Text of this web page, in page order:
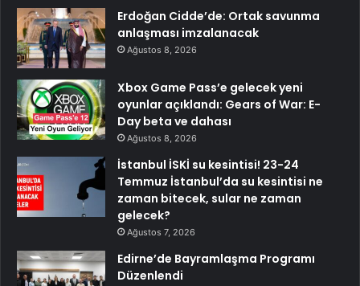
Erdoğan Cidde’de: Ortak savunma
anlaşması imzalanacak
Ağustos 8, 2026
Xbox Game Pass’e gelecek yeni
oyunlar açıklandı: Gears of War: E-
Day beta ve dahası
Ağustos 8, 2026
İstanbul İSKİ su kesintisi! 23-24
Temmuz İstanbul’da su kesintisi ne
zaman bitecek, sular ne zaman
gelecek?
Ağustos 7, 2026
Edirne’de Bayramlaşma Programı
Düzenlendi